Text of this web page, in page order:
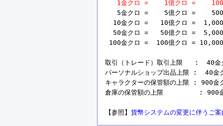
1金クロ =    1億クロ =
5金クロ =    5億クロ =
10金クロ =   10億クロ =
50金クロ =   50億クロ =
100金クロ =  100億クロ =
取引（トレード）取引上限   :  40
パーソナルショップ出品上限 :
キャラクターの保管額の上限 : 900
倉庫の保管額の上限         : 900
【参照】 貨幣システムの変更に伴うご案